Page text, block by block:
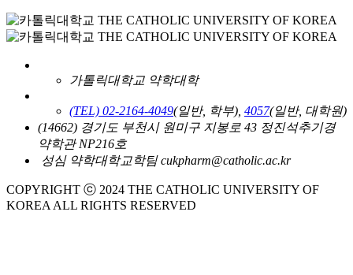
가톨릭대학교 약학대학
(TEL) 02-2164-4049(일반, 학부), 4057(일반, 대학원)
(14662) 경기도 부천시 원미구 지봉로 43 정진석추기경
약학관 NP216호
성심 약학대학교학팀 cukpharm@catholic.ac.kr
COPYRIGHT ⓒ 2024 THE CATHOLIC UNIVERSITY OF
KOREA ALL RIGHTS RESERVED